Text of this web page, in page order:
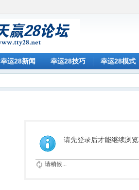
幸运28新闻 幸运28技巧 幸运28模式
请先登录后才能继续浏览
请稍候...